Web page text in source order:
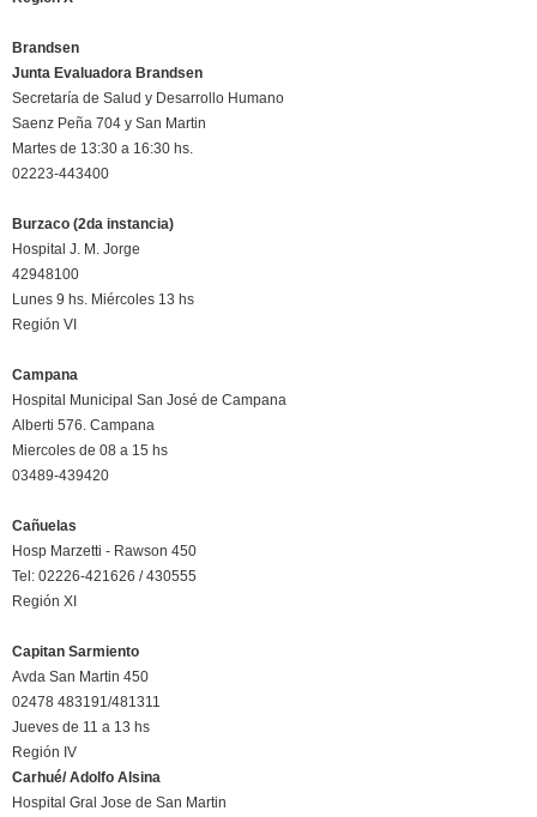
Brandsen
Junta Evaluadora Brandsen
Secretaría de Salud y Desarrollo Humano
Saenz Peña 704 y San Martin
Martes de 13:30 a 16:30 hs.
02223-443400
Burzaco (2da instancia)
Hospital J. M. Jorge
42948100
Lunes 9 hs. Miércoles 13 hs
Región VI
Campana
Hospital Municipal San José de Campana
Alberti 576. Campana
Miercoles de 08 a 15 hs
03489-439420
Cañuelas
Hosp Marzetti - Rawson 450
Tel: 02226-421626 / 430555
Región XI
Capitan Sarmiento
Avda San Martin 450
02478 483191/481311
Jueves de 11 a 13 hs
Región IV
Carhué/ Adolfo Alsina
Hospital Gral Jose de San Martin